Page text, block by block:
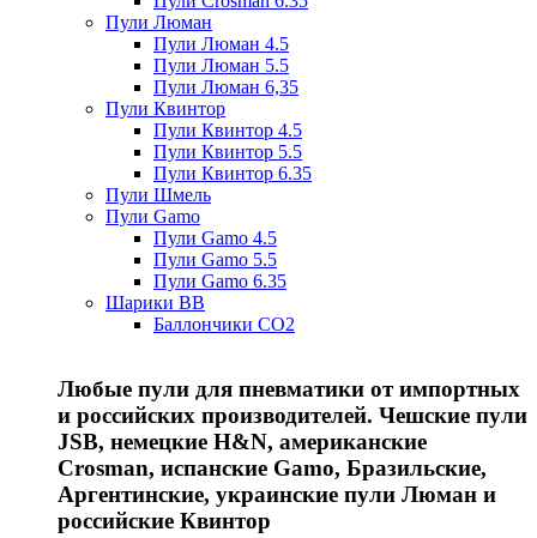
Пули Люман
Пули Люман 4.5
Пули Люман 5.5
Пули Люман 6,35
Пули Квинтор
Пули Квинтор 4.5
Пули Квинтор 5.5
Пули Квинтор 6.35
Пули Шмель
Пули Gamo
Пули Gamo 4.5
Пули Gamo 5.5
Пули Gamo 6.35
Шарики BB
Баллончики CO2
Любые пули для пневматики от импортных
и российских производителей. Чешские пули
JSB, немецкие H&N, американские
Crosman, испанские Gamo, Бразильские,
Аргентинские, украинские пули Люман и
российские Квинтор